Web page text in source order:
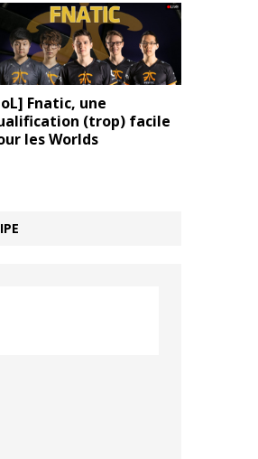
Fnatic, une
(trop) facile
les Worlds